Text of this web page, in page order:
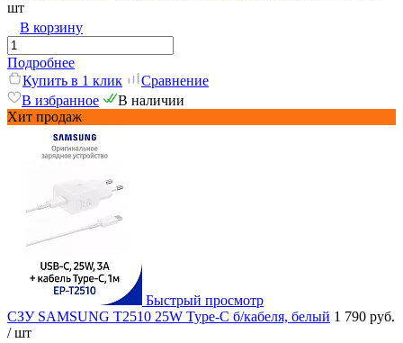
шт
В корзину
Подробнее
Купить в 1 клик
Сравнение
В избранное
В наличии
Хит продаж
Быстрый просмотр
СЗУ SAMSUNG T2510 25W Type-C б/кабеля, белый 1 790 руб.
/ шт